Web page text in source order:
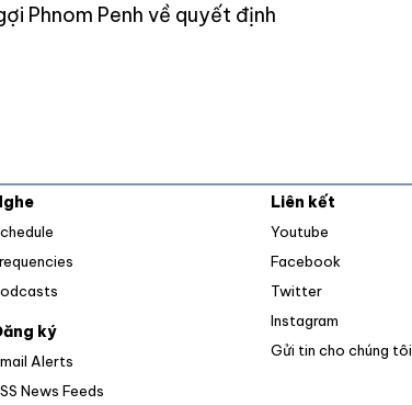
Phnom Penh về quyết định
ký
Alerts
News Feeds
Liên kết
Youtube
Facebook
Twitter
Instagram
Gửi tin cho chúng tôi